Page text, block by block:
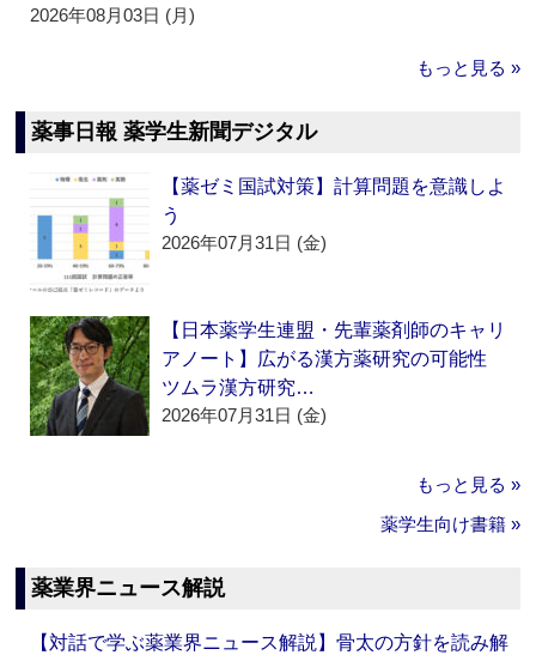
2026年08月03日 (月)
もっと見る »
薬事日報 薬学生新聞デジタル
【薬ゼミ国試対策】計算問題を意識しよ
う
2026年07月31日 (金)
【日本薬学生連盟・先輩薬剤師のキャリ
アノート】広がる漢方薬研究の可能性
ツムラ漢方研究…
2026年07月31日 (金)
もっと見る »
薬学生向け書籍 »
薬業界ニュース解説
【対話で学ぶ薬業界ニュース解説】骨太の方針を読み解